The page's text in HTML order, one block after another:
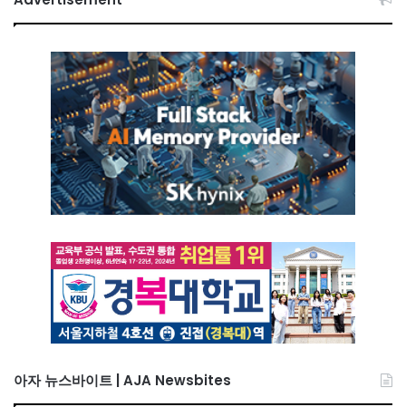
아자 뉴스바이트 | AJA Newsbites